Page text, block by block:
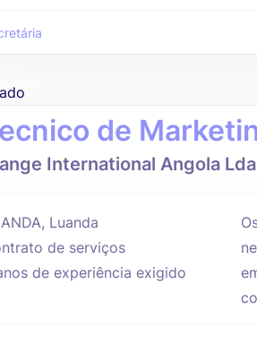
de
International Angola Lda
Luanda
de serviços
de experiência exigido